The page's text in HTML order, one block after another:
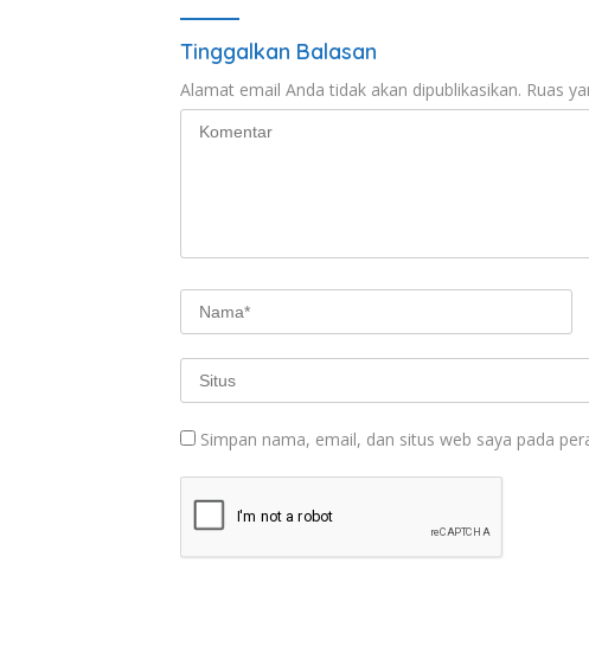
Tinggalkan Balasan
Alamat email Anda tidak akan dipublikasikan. Ruas
Simpan nama, email, dan situs web saya pada